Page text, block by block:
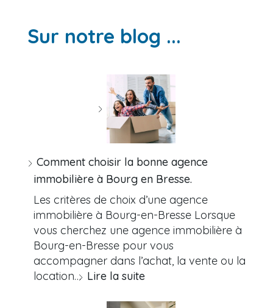
Sur notre blog ...
Comment choisir la bonne agence
immobilière à Bourg en Bresse.
Les critères de choix d’une agence
immobilière à Bourg-en-Bresse Lorsque
vous cherchez une agence immobilière à
Bourg-en-Bresse pour vous
accompagner dans l’achat, la vente ou la
location… Lire la suite